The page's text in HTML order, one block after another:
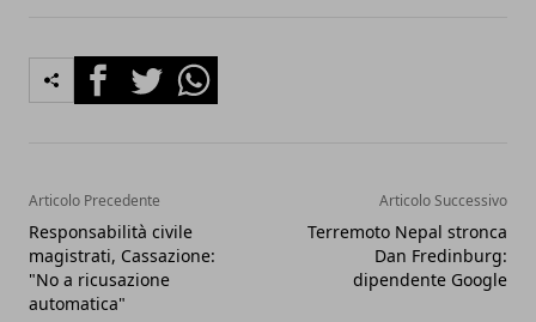
FacebookTwitterWhatsapp
Articolo Precedente
Responsabilità civile
magistrati, Cassazione:
"No a ricusazione
automatica"
Articolo Successivo
Terremoto Nepal stronca
Dan Fredinburg:
dipendente Google